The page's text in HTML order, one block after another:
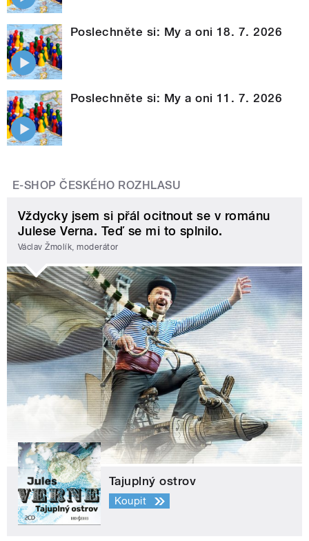
Poslechněte si: My a oni 18. 7. 2026
Poslechněte si: My a oni 11. 7. 2026
E-SHOP ČESKÉHO ROZHLASU
Vždycky jsem si přál ocitnout se v románu
Julese Verna. Teď se mi to splnilo.
Václav Žmolík, moderátor
Tajuplný ostrov
Koupit